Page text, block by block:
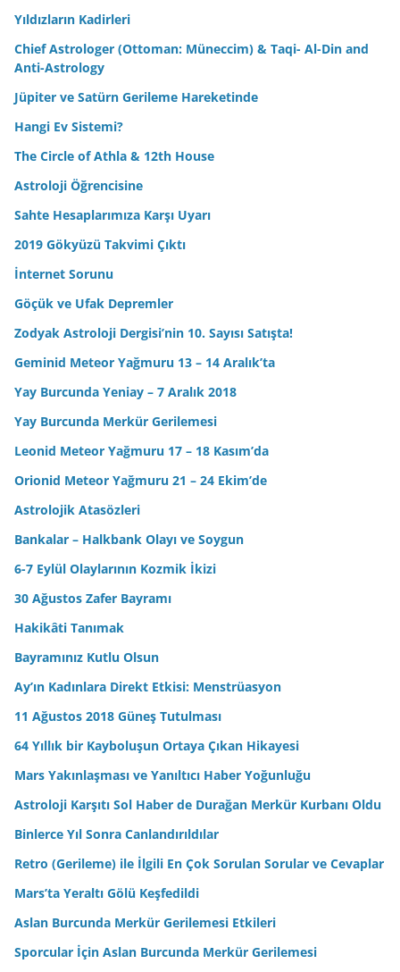
Yıldızların Kadirleri
Chief Astrologer (Ottoman: Müneccim) & Taqi- Al-Din and
Anti-Astrology
Jüpiter ve Satürn Gerileme Hareketinde
Hangi Ev Sistemi?
The Circle of Athla & 12th House
Astroloji Öğrencisine
Sahte Hesaplarımıza Karşı Uyarı
2019 Gökyüzü Takvimi Çıktı
İnternet Sorunu
Göçük ve Ufak Depremler
Zodyak Astroloji Dergisi’nin 10. Sayısı Satışta!
Geminid Meteor Yağmuru 13 – 14 Aralık’ta
Yay Burcunda Yeniay – 7 Aralık 2018
Yay Burcunda Merkür Gerilemesi
Leonid Meteor Yağmuru 17 – 18 Kasım’da
Orionid Meteor Yağmuru 21 – 24 Ekim’de
Astrolojik Atasözleri
Bankalar – Halkbank Olayı ve Soygun
6-7 Eylül Olaylarının Kozmik İkizi
30 Ağustos Zafer Bayramı
Hakikâti Tanımak
Bayramınız Kutlu Olsun
Ay’ın Kadınlara Direkt Etkisi: Menstrüasyon
11 Ağustos 2018 Güneş Tutulması
64 Yıllık bir Kayboluşun Ortaya Çıkan Hikayesi
Mars Yakınlaşması ve Yanıltıcı Haber Yoğunluğu
Astroloji Karşıtı Sol Haber de Durağan Merkür Kurbanı Oldu
Binlerce Yıl Sonra Canlandırıldılar
Retro (Gerileme) ile İlgili En Çok Sorulan Sorular ve Cevaplar
Mars’ta Yeraltı Gölü Keşfedildi
Aslan Burcunda Merkür Gerilemesi Etkileri
Sporcular İçin Aslan Burcunda Merkür Gerilemesi